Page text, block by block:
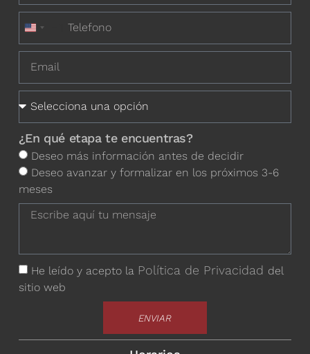
United States +1
¿En qué etapa te encuentras?
Deseo más información antes de decidir
Deseo avanzar y formalizar en los próximos 3-6
meses
He leído y acepto la Política de Privacidad del
sitio web
ENVIAR